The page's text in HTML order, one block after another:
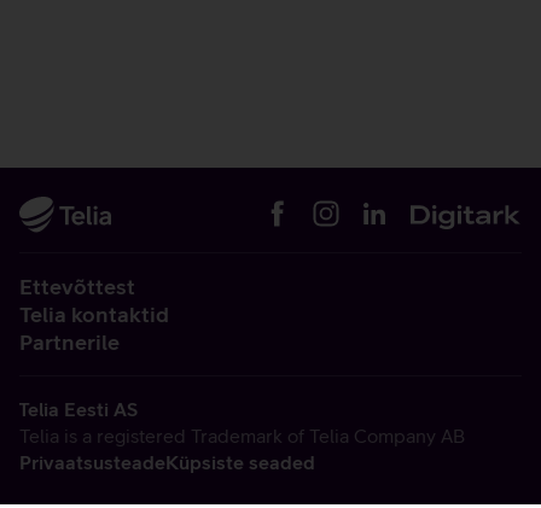
Ettevõttest
Telia kontaktid
Partnerile
Telia Eesti AS
Telia is a registered Trademark of Telia Company AB
PrivaatsusteadeKüpsiste seaded